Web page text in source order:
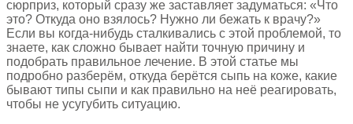
сюрприз, который сразу же заставляет задуматься: «Что
это? Откуда оно взялось? Нужно ли бежать к врачу?»
Если вы когда-нибудь сталкивались с этой проблемой, то
знаете, как сложно бывает найти точную причину и
подобрать правильное лечение. В этой статье мы
подробно разберём, откуда берётся сыпь на коже, какие
бывают типы сыпи и как правильно на неё реагировать,
чтобы не усугубить ситуацию.